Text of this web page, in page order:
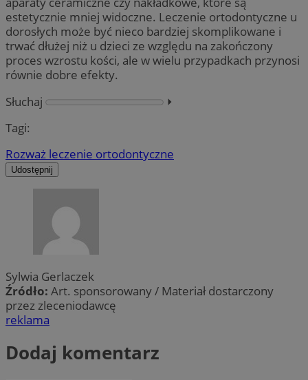
estetycznie mniej widoczne. Leczenie ortodontyczne u
dorosłych może być nieco bardziej skomplikowane i
trwać dłużej niż u dzieci ze względu na zakończony
proces wzrostu kości, ale w wielu przypadkach przynosi
równie dobre efekty.
Słuchaj
⏵︎
Tagi:
Rozważ leczenie ortodontyczne
Udostępnij
Sylwia Gerlaczek
Źródło: Art. sponsorowany / Materiał dostarczony
przez zleceniodawcę
reklama
Dodaj komentarz